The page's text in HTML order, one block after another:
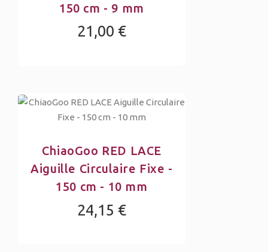
150 cm - 9 mm
21,00 €
ChiaoGoo RED LACE
Aiguille Circulaire Fixe -
150 cm - 10 mm
24,15 €